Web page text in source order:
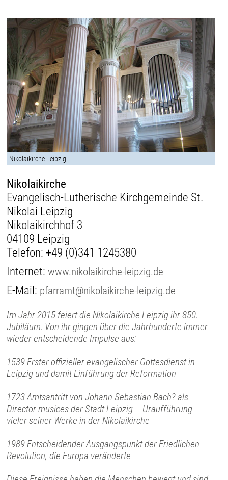
Nikolaikirche Leipzig
Nikolaikirche
Evangelisch-Lutherische Kirchgemeinde St.
Nikolai Leipzig
Nikolaikirchhof 3
04109 Leipzig
Telefon: +49 (0)341 1245380
Internet:www.nikolaikirche-leipzig.de
E-Mail: pfarramt@nikolaikirche-leipzig.de
Im Jahr 2015 feiert die Nikolaikirche Leipzig ihr 850.
Jubiläum. Von ihr gingen über die Jahrhunderte immer
wieder entscheidende Impulse aus:
1539 Erster offizieller evangelischer Gottesdienst in
Leipzig und damit Einführung der Reformation
1723 Amtsantritt von Johann Sebastian Bach? als
Director musices der Stadt Leipzig – Uraufführung
vieler seiner Werke in der Nikolaikirche
1989 Entscheidender Ausgangspunkt der Friedlichen
Revolution, die Europa veränderte